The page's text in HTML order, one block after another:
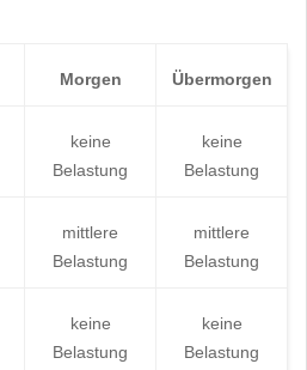
Morgen Übermorgen
keine
Belastung
keine
Belastung
mittlere
Belastung
mittlere
Belastung
keine
Belastung
keine
Belastung